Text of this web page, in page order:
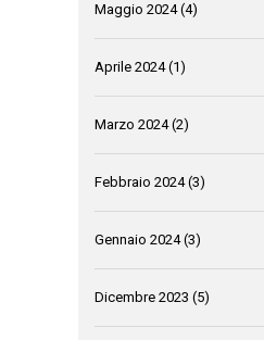
Maggio 2024(4)
Aprile 2024(1)
Marzo 2024(2)
Febbraio 2024(3)
Gennaio 2024(3)
Dicembre 2023 (5)